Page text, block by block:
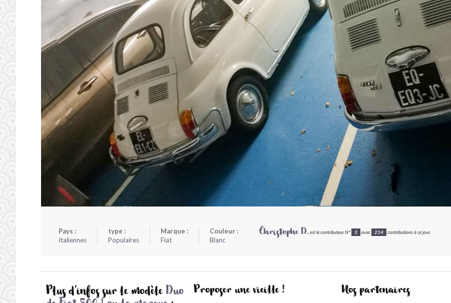
Pays :
Italiennes
type :
Populaires
Marque :
Fiat
Couleur :
Blanc
Christophe D. est le contributeur N° 3 avec 214 contributions à ce jour.
Plus d'infos sur le modèle Duo
Proposer une vieille ! Nos partenaires